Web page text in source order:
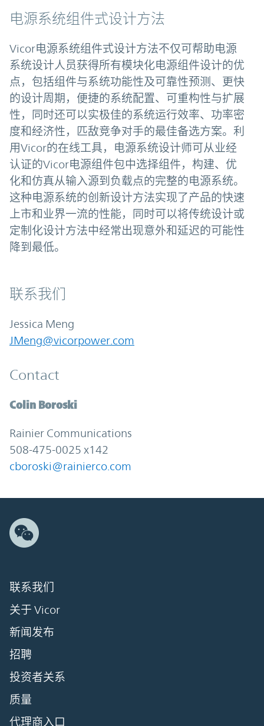
电源系统组件式设计方法
Vicor电源系统组件式设计方法不仅可帮助电源
系统设计人员获得所有模块化电源组件设计的优
点，包括组件与系统功能性及可靠性预测、更快
的设计周期，便捷的系统配置、可重构性与扩展
性，同时还可以实极佳的系统运行效率、功率密
度和经济性，匹敌竞争对手的最佳备选方案。利
用Vicor的在线工具，电源系统设计师可从业经
认证的Vicor电源组件包中选择组件，构建、优
化和仿真从输入源到负载点的完整的电源系统。
这种电源系统的创新设计方法实现了产品的快速
上市和业界一流的性能，同时可以将传统设计或
定制化设计方法中经常出现意外和延迟的可能性
降到最低。
联系我们
Jessica Meng
JMeng@vicorpower.com
Contact
Colin Boroski
Rainier Communications
508-475-0025 x142
cboroski@rainierco.com
联系我们
关于 Vicor
新闻发布
招聘
投资者关系
质量
代理商入口